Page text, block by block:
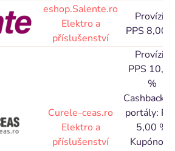
eshop.Salente.ro
Elektro a
příslušenství
Provízia
PPS 8,00
Curele-ceas.ro
Elektro a
příslušenství
Provízia
PPS 10,00
%
portály:
5,00 %
Kupónové